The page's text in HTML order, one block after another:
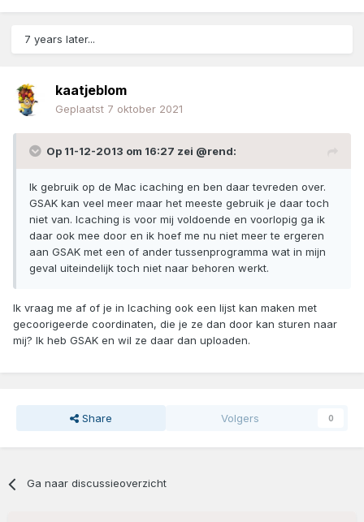
7 years later...
kaatjeblom
Geplaatst 7 oktober 2021
Op 11-12-2013 om 16:27 zei @rend:
Ik gebruik op de Mac icaching en ben daar tevreden over.
GSAK kan veel meer maar het meeste gebruik je daar toch
niet van. Icaching is voor mij voldoende en voorlopig ga ik
daar ook mee door en ik hoef me nu niet meer te ergeren
aan GSAK met een of ander tussenprogramma wat in mijn
geval uiteindelijk toch niet naar behoren werkt.
Ik vraag me af of je in Icaching ook een lijst kan maken met
gecoorigeerde coordinaten, die je ze dan door kan sturen naar
mij? Ik heb GSAK en wil ze daar dan uploaden.
Share Volgers 0
Ga naar discussieoverzicht